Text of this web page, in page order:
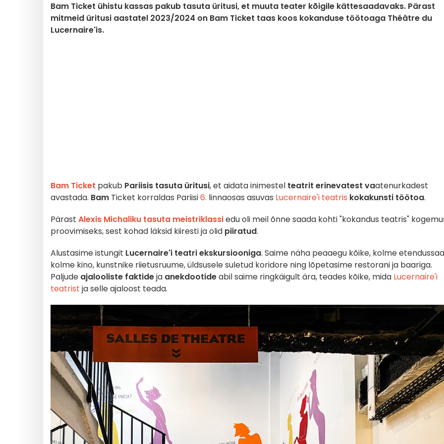
Bam Ticket ühistu kassas pakub tasuta üritusi, et muuta teater kõigile kättesaadavaks. Pärast
mitmeid üritusi aastatel 2023/2024 on Bam Ticket taas koos kokanduse töötoaga Théâtre du
Lucernaire'is.
Bam Ticket pakub Pariisis tasuta üritusi, et aidata inimestel teatrit erinevatest vaatenurkadest
avastada. Bam Ticket korraldas Pariisi6. linnaosas asuvas Lucernaire'i teatris kokakunsti töötoa.
Pärast Alexis Michaliku tasuta meistriklassiedu oli meil õnne saada kohti "kokandus teatris"
proovimiseks, sest kohad läksid kiiresti ja olid piiratud.
Alustasime istungit Lucernaire'i teatri ekskursiooniga. Saime näha peaaegu kõike, kolme
kolme kino, kunstnike riietusruume, üldsusele suletud koridore ning lõpetasime restorani ja baariga.
Paljude ajalooliste faktideja anekdootideabil saime ringkäigult ära, teades kõike, mida Lucernaire'i
teatrist ja selle ajaloost teada.